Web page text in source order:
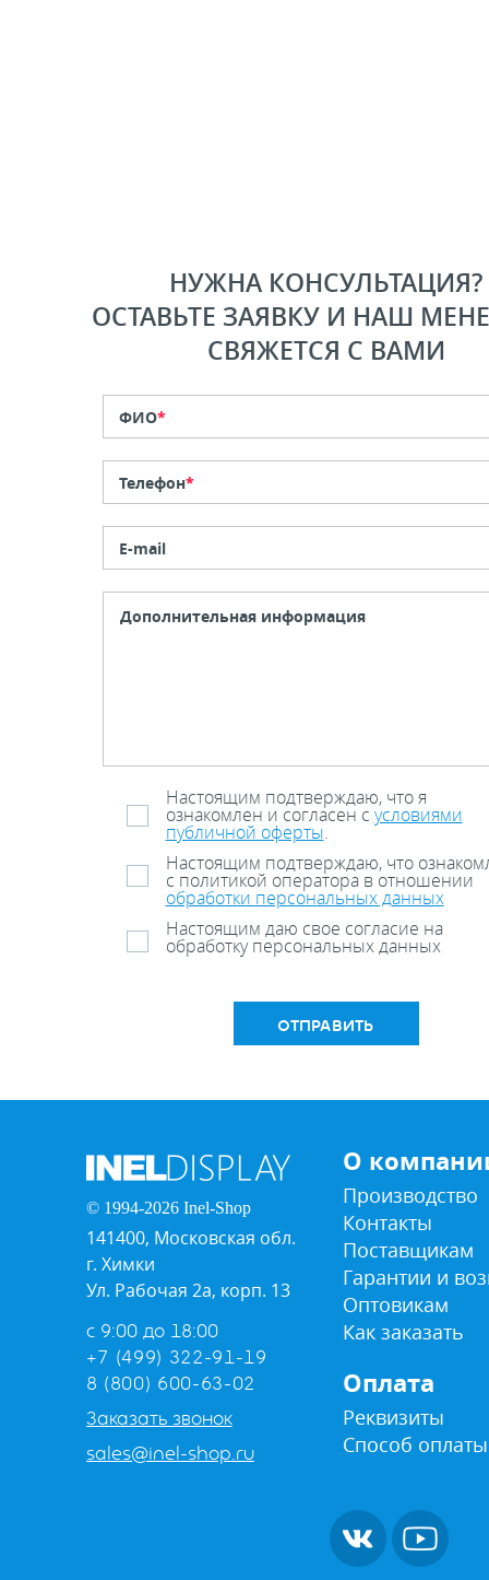
НУЖНА КОНСУЛЬТАЦИЯ?
ОСТАВЬТЕ ЗАЯВКУ И НАШ
СВЯЖЕТСЯ С ВАМИ
ФИО*
Телефон*
E-mail
Настоящим подтверждаю, что я
ознакомлен и согласен с условиями
публичной оферты.
Настоящим подтверждаю, что
с политикой оператора в отношении
обработки персональных данных
Настоящим даю свое согласие на
обработку персональных данных
ОТПРАВИТЬ
© 1994-2026 Inel-Shop
141400, Московская обл.
г. Химки
Ул. Рабочая 2а, корп. 13
с 9:00 до 18:00
+7 (499) 322-91-19
8 (800) 600-63-02
Заказать звонок
sales@inel-shop.ru
О
Производство
Контакты
Поставщикам
Гарантии и
Оптовикам
Как заказать
Оплата
Реквизиты
Способ оплаты